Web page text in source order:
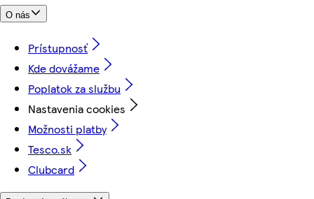
O nás
Prístupnosť
Kde dovážame
Poplatok za službu
Nastavenia cookies
Možnosti platby
Tesco.sk
Clubcard